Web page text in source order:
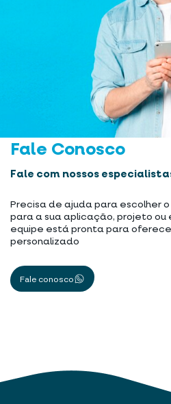
Fale Conosco
Fale com nossos
Precisa de ajuda para escolher
para a sua aplicação, projeto ou
equipe está pronta para
personalizado
Fale conosco